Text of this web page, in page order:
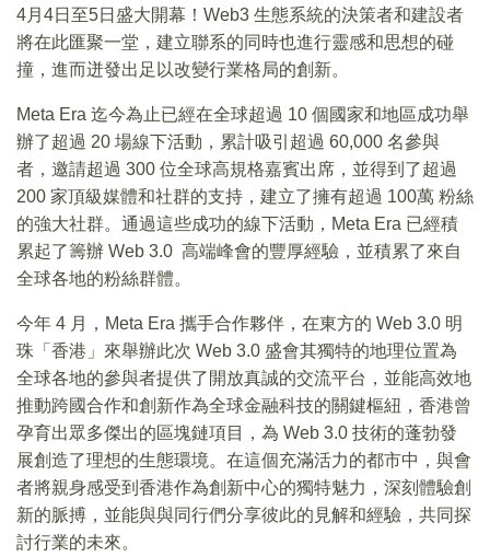
4月4日至5日盛大開幕！Web3 生態系統的決策者和建設者
將在此匯聚一堂，建立聯系的同時也進行靈感和思想的碰
撞，進而迸發出足以改變行業格局的創新。
Meta Era 迄今為止已經在全球超過 10 個國家和地區成功舉
辦了超過 20 場線下活動，累計吸引超過 60,000 名參與
者，邀請超過 300 位全球高規格嘉賓出席，並得到了超過
200 家頂級媒體和社群的支持，建立了擁有超過 100萬 粉絲
的強大社群。通過這些成功的線下活動，Meta Era 已經積
累起了籌辦 Web 3.0 高端峰會的豐厚經驗，並積累了來自
全球各地的粉絲群體。
今年 4 月，Meta Era 攜手合作夥伴，在東方的 Web 3.0 明
珠「香港」來舉辦此次 Web 3.0 盛會其獨特的地理位置為
全球各地的參與者提供了開放真誠的交流平台，並能高效地
推動跨國合作和創新作為全球金融科技的關鍵樞紐，香港曾
孕育出眾多傑出的區塊鏈項目，為 Web 3.0 技術的蓬勃發
展創造了理想的生態環境。在這個充滿活力的都市中，與會
者將親身感受到香港作為創新中心的獨特魅力，深刻體驗創
新的脈搏，並能與與同行們分享彼此的見解和經驗，共同探
討行業的未來。